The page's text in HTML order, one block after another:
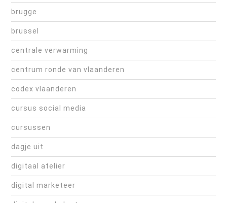
brugge
brussel
centrale verwarming
centrum ronde van vlaanderen
codex vlaanderen
cursus social media
cursussen
dagje uit
digitaal atelier
digital marketeer